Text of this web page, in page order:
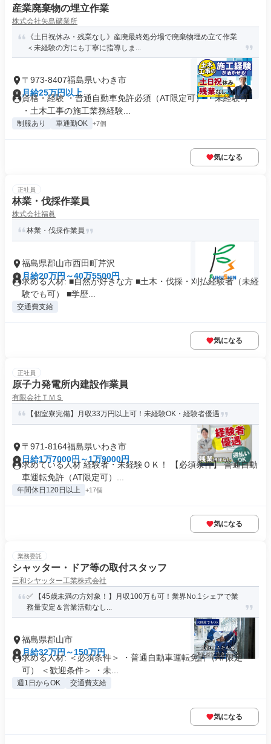
産業廃棄物の埋立作業
株式会社矢島礦業所
《土日祝休み・残業なし》産廃最終処分場で廃棄物埋め立て作業
＜未経験の方にも丁寧に指導しま...
〒973-8407福島県いわき市
月給25万円以上
資格・経験 ・普通自動車免許必須（AT限定可） ・未経験可
・土木工事の施工業務経験...
制服あり 車通勤OK +7個
気になる
正社員
林業・伐採作業員
株式会社福眞
林業・伐採作業員
福島県郡山市西田町芹沢
月給20万円～40万5500円
求める人材: ■自然が好きな方 ■土木・伐採・刈払経験者（未経
験でも可） ■学歴...
交通費支給
気になる
正社員
原子力発電所内建設作業員
有限会社ＴＭＳ
【個室寮完備】月収33万円以上可！未経験OK・経験者優遇
〒971-8164福島県いわき市
日給1万7000円～1万9000円
求めている人材 経験者・未経験ＯＫ！ 【必須条件】 普通自動
車運転免許（AT限定可）...
年間休日120日以上 +17個
気になる
業務委託
シャッター・ドア等の取付スタッフ
三和シヤッター工業株式会社
✅ 【45歳未満の方対象！】月収100万も可！業界No.1シェアで業
務量安定＆営業活動なし...
福島県郡山市
月給32万円～150万円
求める人材: ＜必須条件＞ ・普通自動車運転免許（AT限定
可） ＜歓迎条件＞ ・未...
週1日からOK 交通費支給
気になる